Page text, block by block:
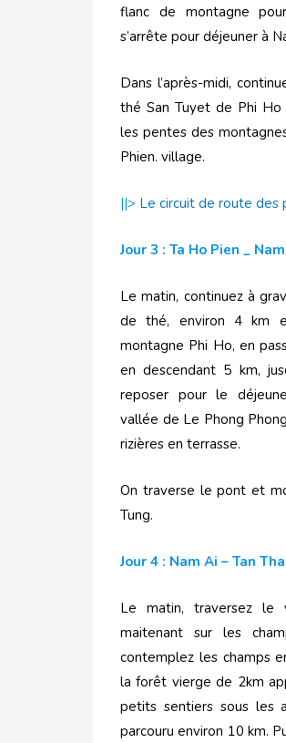
flanc de montagne
s’arrête pour déjeuner à
Dans l’après-midi,
thé San Tuyet de Phi
les pentes des
Phien. village.
||> Le circuit de route des
Jour 3 : Ta Ho Pien _
Le matin, continuez à
de thé, environ 4 km
montagne Phi Ho, en
en descendant 5 km,
reposer pour le
vallée de Le Phong
rizières en terrasse.
On traverse le pont et
Tung.
Jour 4 : Nam Ai – Tan
Le matin, traversez le
maitenant sur les
contemplez les champs
la forêt vierge de 2km
petits sentiers sous les
parcouru environ 10 km.